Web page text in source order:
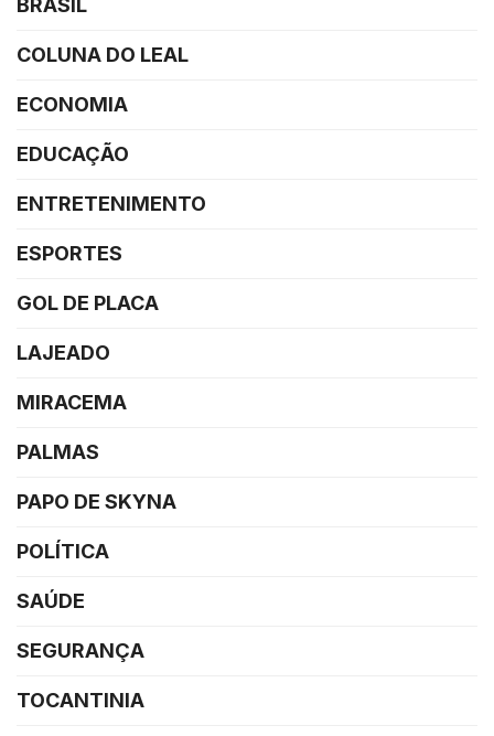
BRASIL
COLUNA DO LEAL
ECONOMIA
EDUCAÇÃO
ENTRETENIMENTO
ESPORTES
GOL DE PLACA
LAJEADO
MIRACEMA
PALMAS
PAPO DE SKYNA
POLÍTICA
SAÚDE
SEGURANÇA
TOCANTINIA